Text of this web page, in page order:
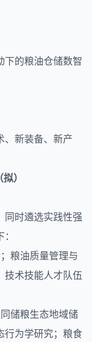
的粮油仓储数智
、新装备、新产
）
同时遴选实践性强
粮油质量管理与
技术技能人才队伍
储粮生态地域储
行为学研究；粮食